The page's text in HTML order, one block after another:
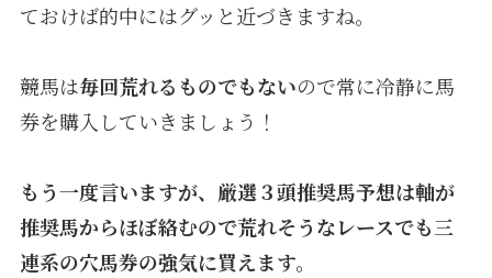
ておけば的中にはグッと近づきますね。
競馬は毎回荒れるものでもないので常に冷静に馬
券を購入していきましょう！
もう一度言いますが、厳選３頭推奨馬予想は軸が
推奨馬からほぼ絡むので荒れそうなレースでも三
連系の穴馬券の強気に買えます。